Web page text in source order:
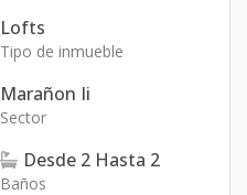
Lofts
Tipo de inmueble
Marañon Ii
Sector
Desde 2 Hasta 2
Baños